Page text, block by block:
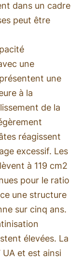
dans un cadre
peut être
une
une
à la
de la
réagissent
excessif. Les
à 119 cm2
pour le ratio
une structure
sur cinq ans.
élevées. La
UA et est ainsi